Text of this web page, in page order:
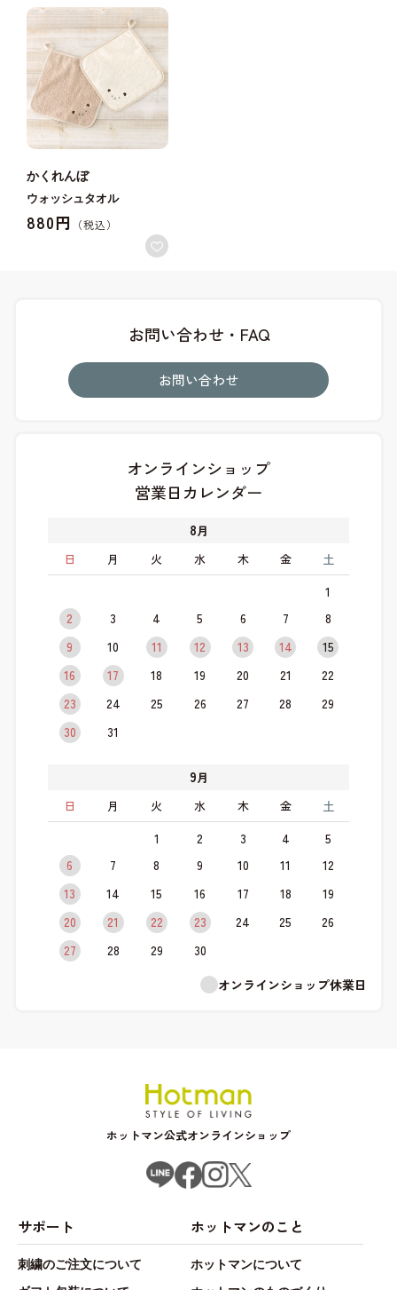
かくれんぼ
ウォッシュタオル
880円
お問い合わせ・FAQ
お問い合わせ
オンラインショップ
営業日カレンダー
8月
日
月 火 水 木 金 土
1
2
3 4 5 6 7
8
9
10 11 12 13 14
15
16
17 18 19 20 21
22
23
24 25 26 27 28
29
30
31
9月
日
月 火 水 木 金 土
1 2 3 4
5
6
7 8 9 10 11
12
13
14 15 16 17 18
19
20
21 22 23 24 25
26
27
28 29
30
オンラインショップ休業日
ホットマン公式オンラインショップ
サポート
刺繍のご注文について
ホットマンのこと
ホットマンについて